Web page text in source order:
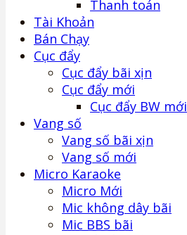
Thanh toán
Tài Khoản
Bán Chạy
Cục đẩy
Cục đẩy bãi xịn
Cục đẩy mới
Cục đẩy BW mới
Vang số
Vang số bãi xịn
Vang số mới
Micro Karaoke
Micro Mới
Mic không dây bãi
Mic BBS bãi